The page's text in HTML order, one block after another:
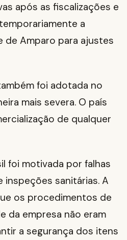
após as fiscalizações e
a
de Amparo para ajustes
foi adotada no
mais severa. O país
de qualquer
foi motivada por falhas
sanitárias. A
os procedimentos de
da empresa não eram
a segurança dos itens